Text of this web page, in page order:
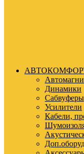
Динамики
Сабвуферы
Усилители
Кабели,